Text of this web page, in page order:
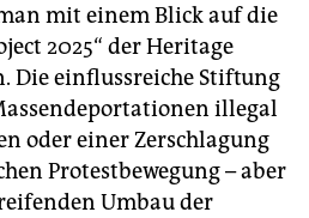
mit einem Blick auf die
2025“ der Heritage
Die einflussreiche Stiftung
illegal
oder einer Zerschlagung
Protestbewegung – aber
Umbau der